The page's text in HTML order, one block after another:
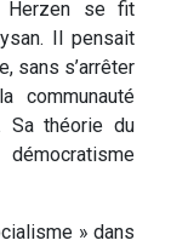
Herzen se fit
Il pensait
sans s’arrêter
communauté
Sa théorie du
» dans